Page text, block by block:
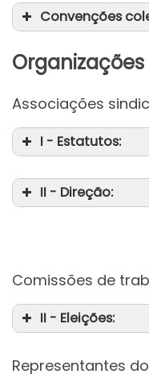
Convenções
Associações
I - Estatutos:
II - Direção:
Comissões de
II - Eleições:
Representantes